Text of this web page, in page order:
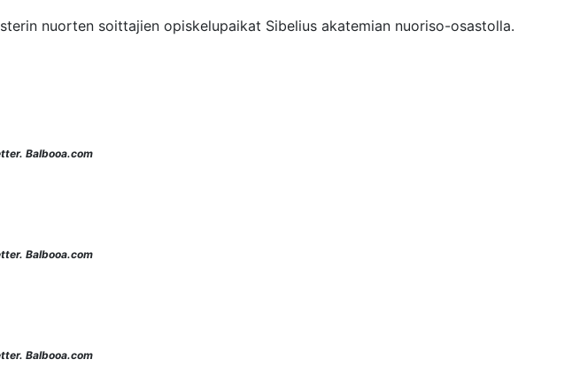
nuorten soittajien opiskelupaikat Sibelius akatemian nuoriso-osastolla.
Balbooa.com
Balbooa.com
Balbooa.com